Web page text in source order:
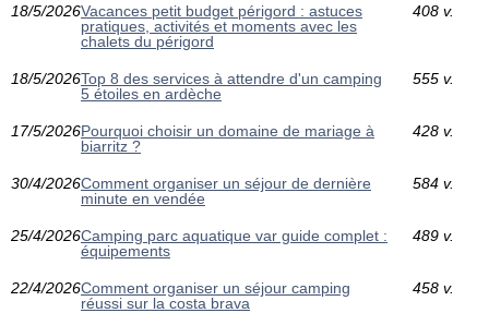
18/5/2026Vacances petit budget périgord : astuces
pratiques, activités et moments avec les
chalets du périgord
408 v.
18/5/2026Top 8 des services à attendre d'un camping
5 étoiles en ardèche
555 v.
17/5/2026Pourquoi choisir un domaine de mariage à
biarritz ?
428 v.
30/4/2026Comment organiser un séjour de dernière
minute en vendée
584 v.
25/4/2026Camping parc aquatique var guide complet :
équipements
489 v.
22/4/2026Comment organiser un séjour camping
réussi sur la costa brava
458 v.